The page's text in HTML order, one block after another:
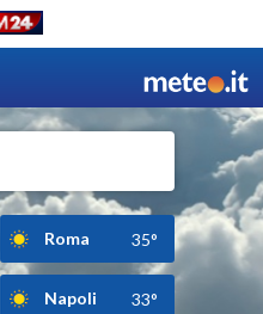
Roma 35°
Napoli 33°